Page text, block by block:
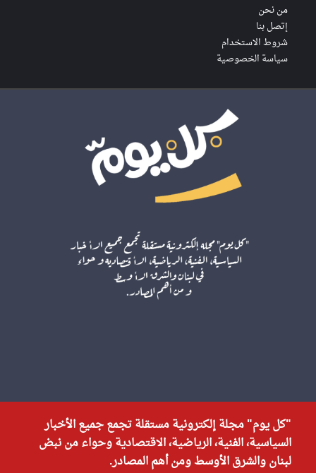
من نحن
إتصل بنا
شروط الاستخدام
سياسة الخصوصية
"كل يوم" مجلة إلكترونية مستقلة تجمع جميع الأخبار
السياسية، الفنية، الرياضية، الاقتصادية وحواء من نبض
لبنان والشرق الأوسط ومن أهم المصادر.